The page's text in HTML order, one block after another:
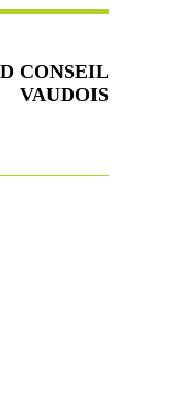
CONSEIL
VAUDOIS